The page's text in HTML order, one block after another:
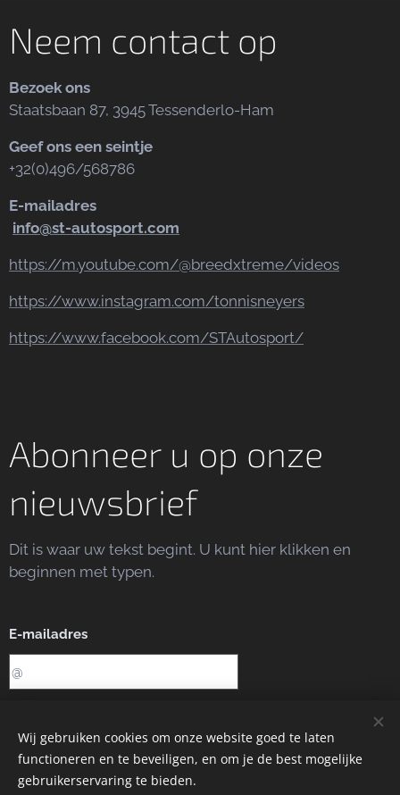
Neem contact op
Bezoek ons
Staatsbaan 87, 3945 Tessenderlo-Ham
Geef ons een seintje
+32(0)496/568786
E-mailadres
info@st-autosport.com
https://m.youtube.com/@breedxtreme/videos
https://www.instagram.com/tonnisneyers
https://www.facebook.com/STAutosport/
Abonneer u op onze
nieuwsbrief
Dit is waar uw tekst begint. U kunt hier klikken en
beginnen met typen.
E-mailadres
Afbeeldingen geleverd door
Wij gebruiken cookies om onze website goed te laten
functioneren en te beveiligen, en om je de best mogelijke
gebruikerservaring te bieden.